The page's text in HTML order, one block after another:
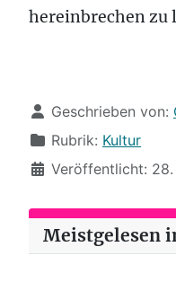
hereinbrechen zu
Details
Geschrieben von:
Rubrik: Kultur
Veröffentlicht: 28.
Meistgelesen